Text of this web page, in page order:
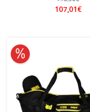
schwarz 15er
107,01€
10% reduziert